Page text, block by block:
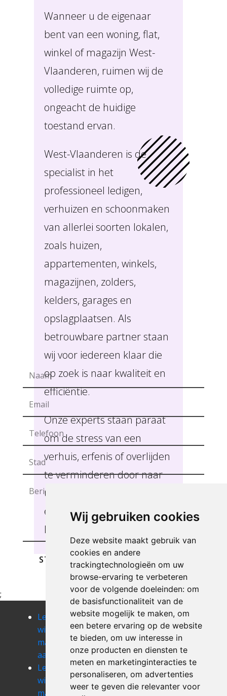
Wij gebruiken cookies
Deze website maakt gebruik van
cookies en andere
trackingtechnologieën om uw
browse-ervaring te verbeteren
voor de volgende doeleinden: om
de basisfunctionaliteit van de
website mogelijk te maken, om
een betere ervaring op de website
te bieden, om uw interesse in
onze producten en diensten te
meten en marketinginteracties te
personaliseren, om advertenties
weer te geven die relevanter voor
Wanneer u de eigenaar
bent van een woning, flat,
winkel of magazijn West-
Vlaanderen, ruimen wij de
volledige ruimte op,
ongeacht de huidige
toestand ervan.
West-Vlaanderen is de
specialist in het
professioneel ledigen,
verhuizen en schoonmaken
van allerlei soorten lokalen,
zoals huizen,
appartementen, winkels,
magazijnen, zolders,
kelders, garages en
opslagplaatsen. Als
betrouwbare partner staan
wij voor iedereen klaar die
op zoek is naar kwaliteit en
efficiëntie.
Onze experts staan paraat
om de stress van een
verhuis, erfenis of overlijden
te verminderen door naar
uw wensen te luisteren en
een service op maat te
leveren West-Vlaanderen .
STUREN
;
Leegmaken
winkel of
magazij
aalbeke
Leegmaken
winkel of
magazij
aarsele
Leegmaken
winkel of
magazij
aartrijke
Leegmaken
winkel of
magazij
Leegmaken
winkel of
magazij
Leegmaken
winkel of
magazij